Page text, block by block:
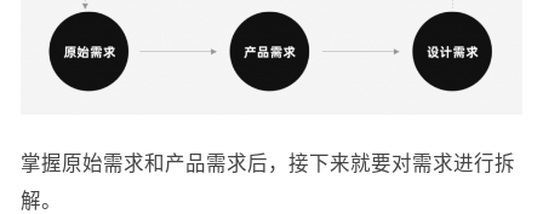
掌握原始需求和产品需求后，接下来就要对需求进行拆
解。